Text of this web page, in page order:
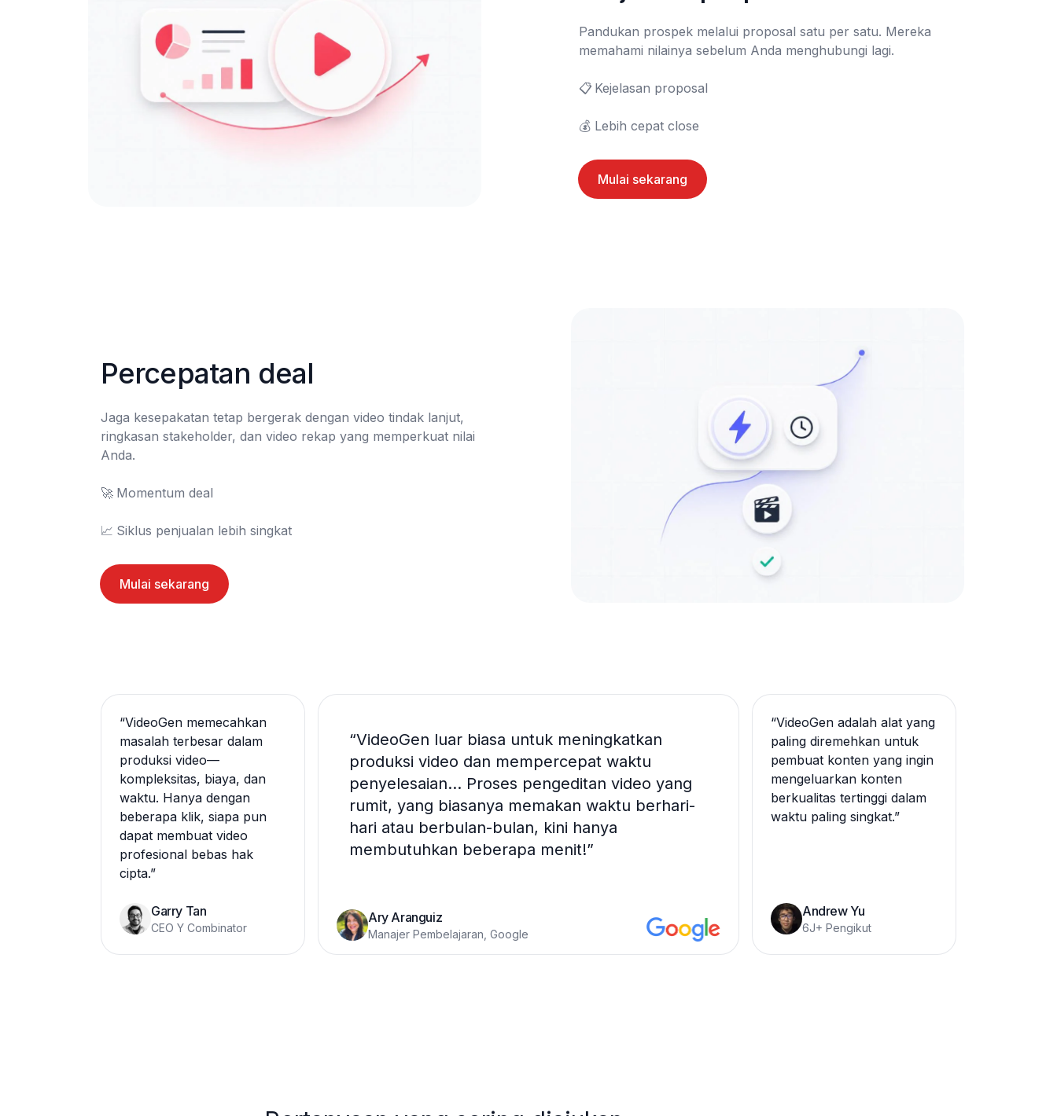
Pandukan prospek melalui proposal satu per satu. Mereka
memahami nilainya sebelum Anda menghubungi lagi.
📋	Kejelasan proposal
💰	Lebih cepat close
Mulai sekarang
Percepatan deal
Jaga kesepakatan tetap bergerak dengan video tindak lanjut,
ringkasan stakeholder, dan video rekap yang memperkuat nilai
Anda.
🚀	Momentum deal
📈	Siklus penjualan lebih singkat
Mulai sekarang
“VideoGen luar biasa untuk meningkatkan
produksi video dan mempercepat waktu
penyelesaian... Proses pengeditan video yang
rumit, yang biasanya memakan waktu berhari-
hari atau berbulan-bulan, kini hanya
membutuhkan beberapa menit!”
Ary Aranguiz
Manajer Pembelajaran, Google
“VideoGen memecahkan
masalah terbesar dalam
produksi video—
kompleksitas, biaya, dan
waktu. Hanya dengan
beberapa klik, siapa pun
dapat membuat video
profesional bebas hak
cipta.”
Garry Tan
CEO Y Combinator
“VideoGen adalah alat yang
paling diremehkan untuk
pembuat konten yang ingin
mengeluarkan konten
berkualitas tertinggi dalam
waktu paling singkat.”
Andrew Yu
6J+ Pengikut